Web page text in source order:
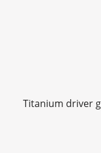
Titanium driver